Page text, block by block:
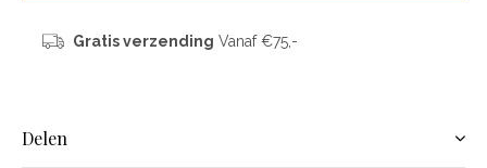
Gratis verzending Vanaf €75,-
Delen